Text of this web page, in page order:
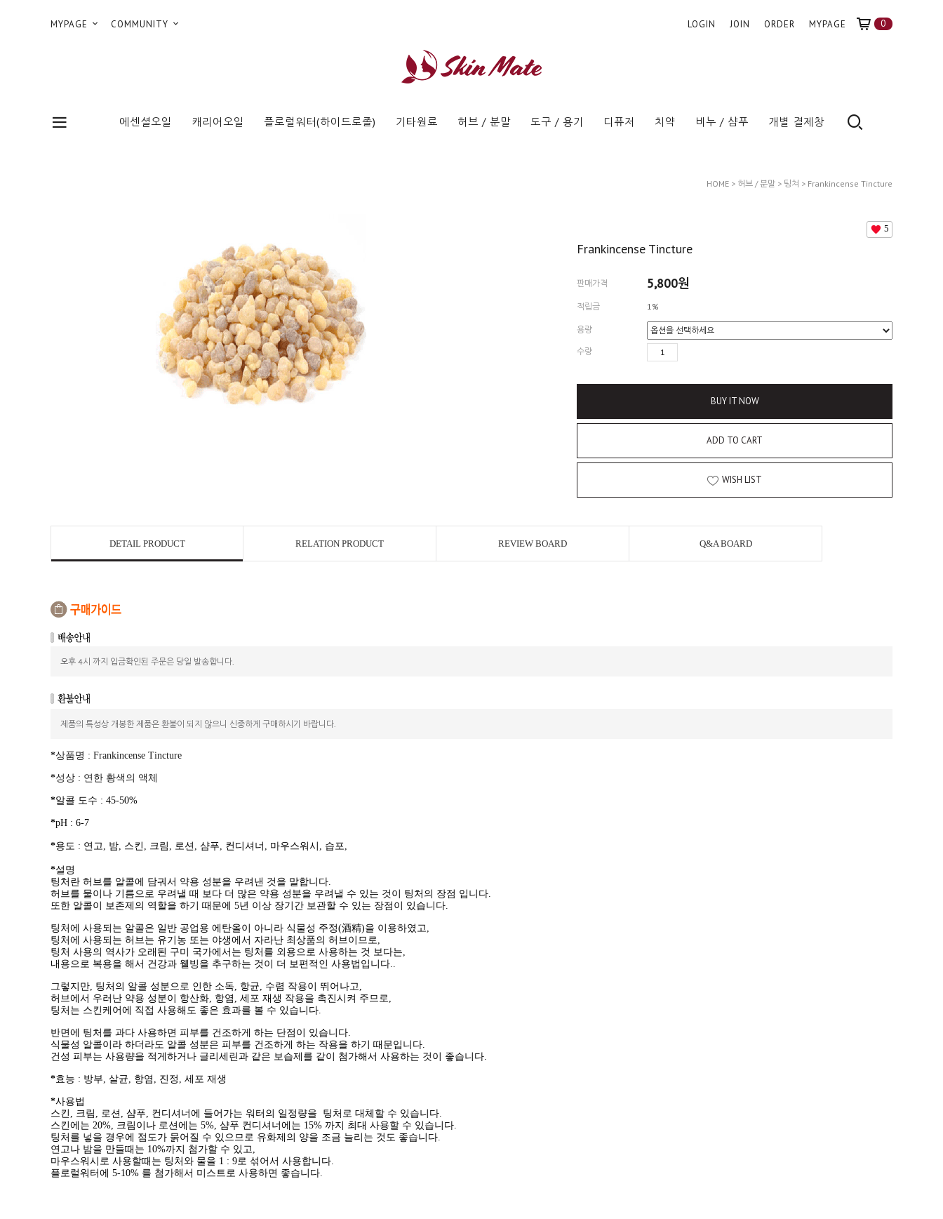
MYPAGE COMMUNITY LOGIN JOIN ORDER MYPAGE 0
에센셜오일 캐리어오일 플로럴워터(하이드로졸) 기타원료 허브 / 분말 도구 / 용기 디퓨저 치약 비누 / 샴푸 개별 결제창
HOME > 허브 / 분말 > 팅쳐 > Frankincense Tincture
5
Frankincense Tincture
판매가격 5,800원
적립금 1%
용량
수량
BUY IT NOW
ADD TO CART
WISH LIST
DETAIL PRODUCT RELATION PRODUCT REVIEW BOARD Q&A BOARD
오후 4시 까지 입금확인된 주문은 당일 발송합니다.
제품의 특성상 개봉한 제품은 환불이 되지 않으니 신중하게 구매하시기 바랍니다.
*상품명 : Frankincense Tincture
*성상 : 연한 황색의 액체
*알콜 도수 : 45-50%
*pH : 6-7
*용도 : 연고, 밤, 스킨, 크림, 로션, 샴푸, 컨디셔너, 마우스워시, 습포,
*설명
팅처란 허브를 알콜에 담궈서 약용 성분을 우려낸 것을 말합니다.
허브를 물이나 기름으로 우려낼 때 보다 더 많은 약용 성분을 우려낼 수 있는 것이 팅처의 장점 입니다.
또한 알콜이 보존제의 역할을 하기 때문에 5년 이상 장기간 보관할 수 있는 장점이 있습니다.
팅처에 사용되는 알콜은 일반 공업용 에탄올이 아니라 식물성 주정(酒精)을 이용하였고,
팅처에 사용되는 허브는 유기농 또는 야생에서 자라난 최상품의 허브이므로,
팅처 사용의 역사가 오래된 구미 국가에서는 팅처를 외용으로 사용하는 것 보다는,
내용으로 복용을 해서 건강과 웰빙을 추구하는 것이 더 보편적인 사용법입니다..
그렇지만, 팅처의 알콜 성분으로 인한 소독, 항균, 수렴 작용이 뛰어나고,
허브에서 우러난 약용 성분이 항산화, 항염, 세포 재생 작용을 촉진시켜 주므로,
팅처는 스킨케어에 직접 사용해도 좋은 효과를 볼 수 있습니다.
반면에 팅처를 과다 사용하면 피부를 건조하게 하는 단점이 있습니다.
식물성 알콜이라 하더라도 알콜 성분은 피부를 건조하게 하는 작용을 하기 때문입니다.
건성 피부는 사용량을 적게하거나 글리세린과 같은 보습제를 같이 첨가해서 사용하는 것이 좋습니다.
*효능 : 방부, 살균, 항염, 진정, 세포 재생
*사용법
스킨, 크림, 로션, 샴푸, 컨디셔너에 들어가는 워터의 일정량을 팅처로 대체할 수 있습니다.
스킨에는 20%, 크림이나 로션에는 5%, 샴푸 컨디셔너에는 15% 까지 최대 사용할 수 있습니다.
팅처를 넣을 경우에 점도가 묽어질 수 있으므로 유화제의 양을 조금 늘리는 것도 좋습니다.
연고나 밤을 만들때는 10%까지 첨가할 수 있고,
마우스워시로 사용할때는 팅처와 물을 1 : 9로 섞어서 사용합니다.
플로럴워터에 5-10% 를 첨가해서 미스트로 사용하면 좋습니다.